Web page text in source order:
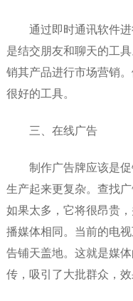
通过即时通讯软件
是结交朋友和聊天的工
销其产品进行市场营销
很好的工具。
三、在线广告
制作广告牌应该是
生产起来更复杂。查找
如果太多，它将很昂贵
播媒体相同。当前的电
告铺天盖地。这就是媒
传，吸引了大批群众，效